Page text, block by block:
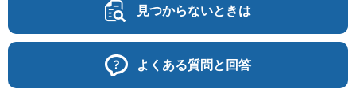
見つからないときは
よくある質問と回答